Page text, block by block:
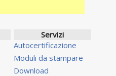
Servizi
Autocertificazione
Moduli da stampare
Download